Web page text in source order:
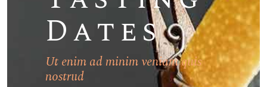
Dates
Ut enim ad minim veniam quis
nostrud